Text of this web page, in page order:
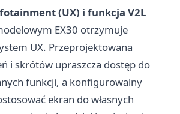
(UX) i funkcja V2L
EX30 otrzymuje
UX. Przeprojektowana
i skrótów upraszcza dostęp do
funkcji, a konfigurowalny
ekran do własnych